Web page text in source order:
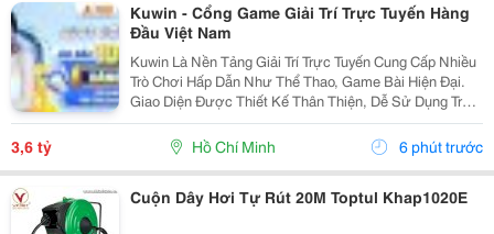
Kuwin - Cổng Game Giải Trí Trực Tuyến Hàng
Đầu Việt Nam
Kuwin Là Nền Tảng Giải Trí Trực Tuyến Cung Cấp Nhiều
Trò Chơi Hấp Dẫn Như Thể Thao, Game Bài Hiện Đại.
Giao Diện Được Thiết Kế Thân Thiện, Dễ Sử Dụng Trên
Cả Điện Thoại Và Máy Tính, Giúp Người Dùng Thao Tác
Nhanh Chóng. Hệ Thống Bảo Mật Tiên Tiến Hỗ...
3,6 tỷ Hồ Chí Minh 6 phút trước
Cuộn Dây Hơi Tự Rút 20M Toptul Khap1020E